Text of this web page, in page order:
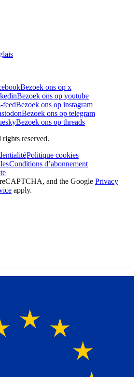
Bezoek ons op x
Bezoek ons op youtube
feedBezoek ons op instagram
Bezoek ons op telegram
Bezoek ons op threads
reserved.
Politique cookies
Conditions d’abonnement
and the Google Privacy
apply.